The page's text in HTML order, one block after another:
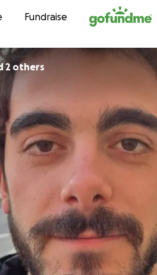
Skip to content
Fundraise
2 others